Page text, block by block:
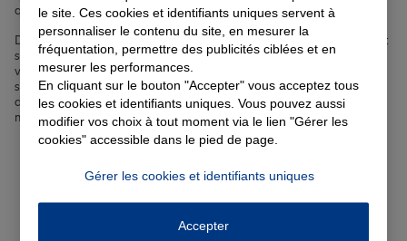
qualité de vie au quotidien.
Découvrez nos solutions d'
assurance auto pour circuler sereinement
sur les routes du Luberon, d'assurance habitationpour protéger
votre logement et vos biens, d'assurance prêt immobilier
sécuriser votre crédit et decomplémentaire santépour prendre soin
de vous et de vos proches. Avec Allianz, vous êtes entre de bonnes
mains pour assurer votre quotidien à Apt !
Votre assurance auto, moto
ou scooter à Apt
le site. Ces cookies et identifiants uniques servent à
personnaliser le contenu du site, en mesurer la
fréquentation, permettre des publicités ciblées et en
mesurer les performances.
En cliquant sur le bouton "Accepter" vous acceptez tous
les cookies et identifiants uniques. Vous pouvez aussi
modifier vos choix à tout moment via le lien "Gérer les
cookies" accessible dans le pied de page.
Gérer les cookies et identifiants uniques
Accepter